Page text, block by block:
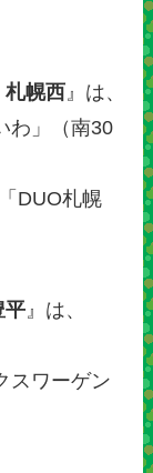
札幌西 』は、
わ」（南30
DUO札幌
平 』は、
スワーゲン